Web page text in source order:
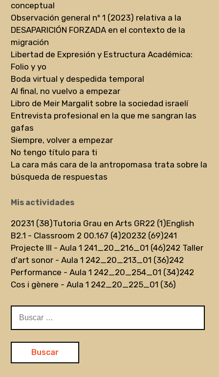
conceptual
Observación general nº 1 (2023) relativa a la
DESAPARICIÓN FORZADA en el contexto de la
migración
Libertad de Expresión y Estructura Académica:
Folio y yo
Boda virtual y despedida temporal
Al final, no vuelvo a empezar
Libro de Meir Margalit sobre la sociedad israelí
Entrevista profesional en la que me sangran las
gafas
Siempre, volver a empezar
No tengo título para ti
La cara más cara de la antropomasa trata sobre la
búsqueda de respuestas
Mis actividades
20231 (38)Tutoria Grau en Arts GR22 (1)English
B2.1 - Classroom 2 00.167 (4)20232 (69)241
Projecte III - Aula 1 241_20_216_01 (46)242 Taller
d'art sonor - Aula 1 242_20_213_01 (36)242
Performance - Aula 1 242_20_254_01 (34)242
Cos i gènere - Aula 1 242_20_225_01 (36)